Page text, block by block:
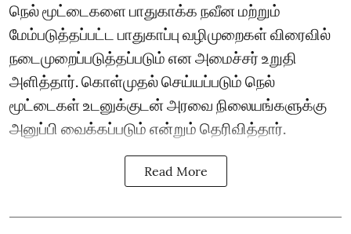
நெல் மூட்டைகளை பாதுகாக்க நவீன மற்றும்
மேம்படுத்தப்பட்ட பாதுகாப்பு வழிமுறைகள் விரைவில்
நடைமுறைப்படுத்தப்படும் என அமைச்சர் உறுதி
அளித்தார். கொள்முதல் செய்யப்படும் நெல்
மூட்டைகள் உடனுக்குடன் அரவை நிலையங்களுக்கு
அனுப்பி வைக்கப்படும் என்றும் தெரிவித்தார்.
Read More